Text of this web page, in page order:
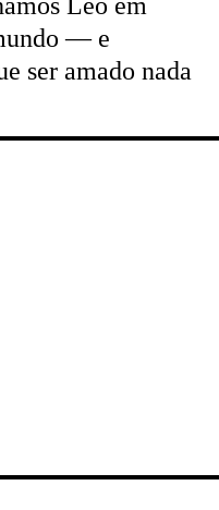
— e
ser amado nada